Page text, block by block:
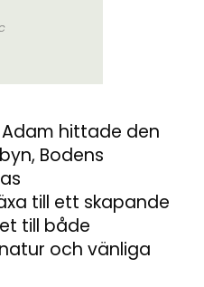
hittade den
Bodens
till ett skapande
till både
och vänliga